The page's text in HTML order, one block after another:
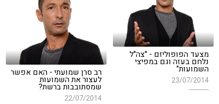
מצעד הפופוליזם - "צה"ל
נלחם בעזה וגם במפיצי
השמועות"
23/07/2014
רב סרן שמועתי - האם אפשר
לעצור את השמועות
שמסתובבות ברשת?
22/07/2014